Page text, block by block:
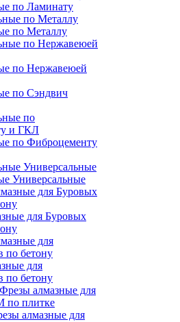
по Ламинату
по Металлу
по Нержавеюей
по Сэндвич
по Фиброцементу
Универсальные
для Буровых
для
по бетону
алмазные для